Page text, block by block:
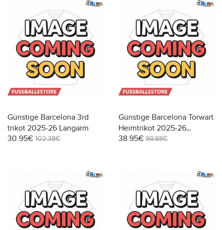
Günstige Barcelona 3rd
trikot 2025-26 Langarm
30.95€ 102.38€
Günstige Barcelona Torwart
Heimtrikot 2025-26
Kurzarm
38.95€ 99.88€